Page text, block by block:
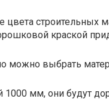
строительных
краской
можно выбрать
1000 мм, они будут